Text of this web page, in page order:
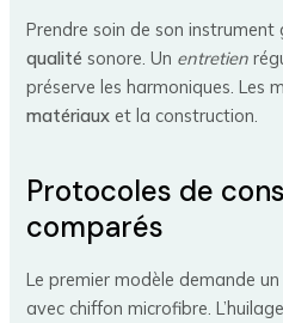
Prendre soin de son
qualité sonore. Un entretien
préserve les harmoniques. Les
matériaux et la construction.
Protocoles de
comparés
Le premier modèle demande
avec chiffon microfibre.